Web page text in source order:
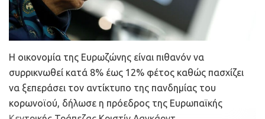
Η οικονομία της Ευρωζώνης είναι πιθανόν να
συρρικνωθεί κατά 8% έως 12% φέτος καθώς πασχίζει
να ξεπεράσει τον αντίκτυπο της πανδημίας του
κορωνοϊού, δήλωσε η πρόεδρος της Ευρωπαϊκής